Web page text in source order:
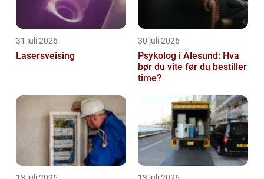
31 juli 2026
Lasersveising
30 juli 2026
Psykolog i Ålesund: Hva
bør du vite før du bestiller
time?